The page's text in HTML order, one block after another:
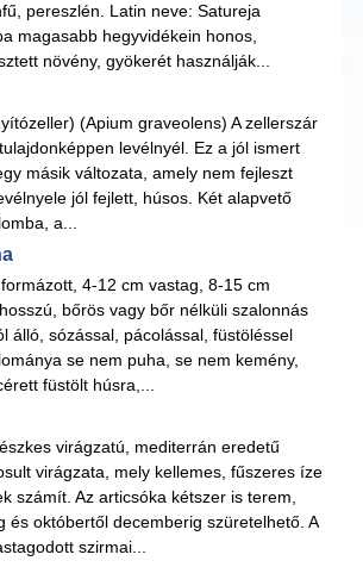
pereszlén. Latin neve: Satureja
magasabb hegyvidékein honos,
növény, gyökerét használják...
(Apium graveolens) A zellerszár
levélnyél. Ez a jól ismert
másik változata, amely nem fejleszt
jól fejlett, húsos. Két alapvető
a...
4-12 cm vastag, 8-15 cm
bőrös vagy bőr nélküli szalonnás
álló, sózással, pácolással, füstöléssel
se nem puha, se nem kemény,
füstölt húsra,...
virágzatú, mediterrán eredetű
virágzata, mely kellemes, fűszeres íze
számít. Az articsóka kétszer is terem,
és októbertől decemberig szüretelhető. A
szirmai...